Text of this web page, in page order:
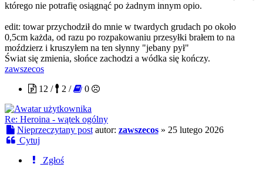
którego nie potrafię osiągnąć po żadnym innym opio.
edit: towar przychodził do mnie w twardych grudach po około
0,5cm każda, od razu po rozpakowaniu przesyłki brałem to na
moździerz i kruszyłem na ten słynny "jebany pył"
Świat się zmienia, słońce zachodzi a wódka się kończy.
zawszecos
12 /
2 / 0
Re: Heroina - wątek ogólny
Nieprzeczytany post autor: zawszecos» 25 lutego 2026
Cytuj
Zgłoś